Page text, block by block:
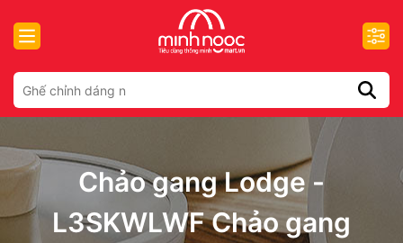
Chảo gang Lodge -
L3SKWLWF Chảo gang